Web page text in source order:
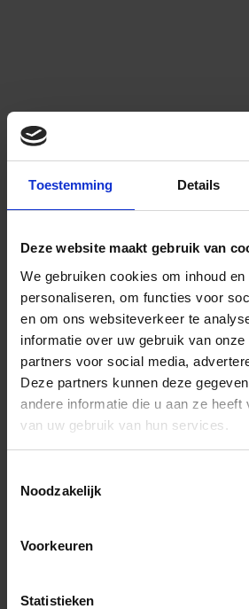
Toestemming Details
Deze website maakt gebruik van
We gebruiken cookies om inhoud
personaliseren, om functies voor
en om ons websiteverkeer te
informatie over uw gebruik van
partners voor social media,
Deze partners kunnen deze
andere informatie die u aan ze heeft
van uw gebruik van hun services.
Noodzakelijk
Voorkeuren
Statistieken